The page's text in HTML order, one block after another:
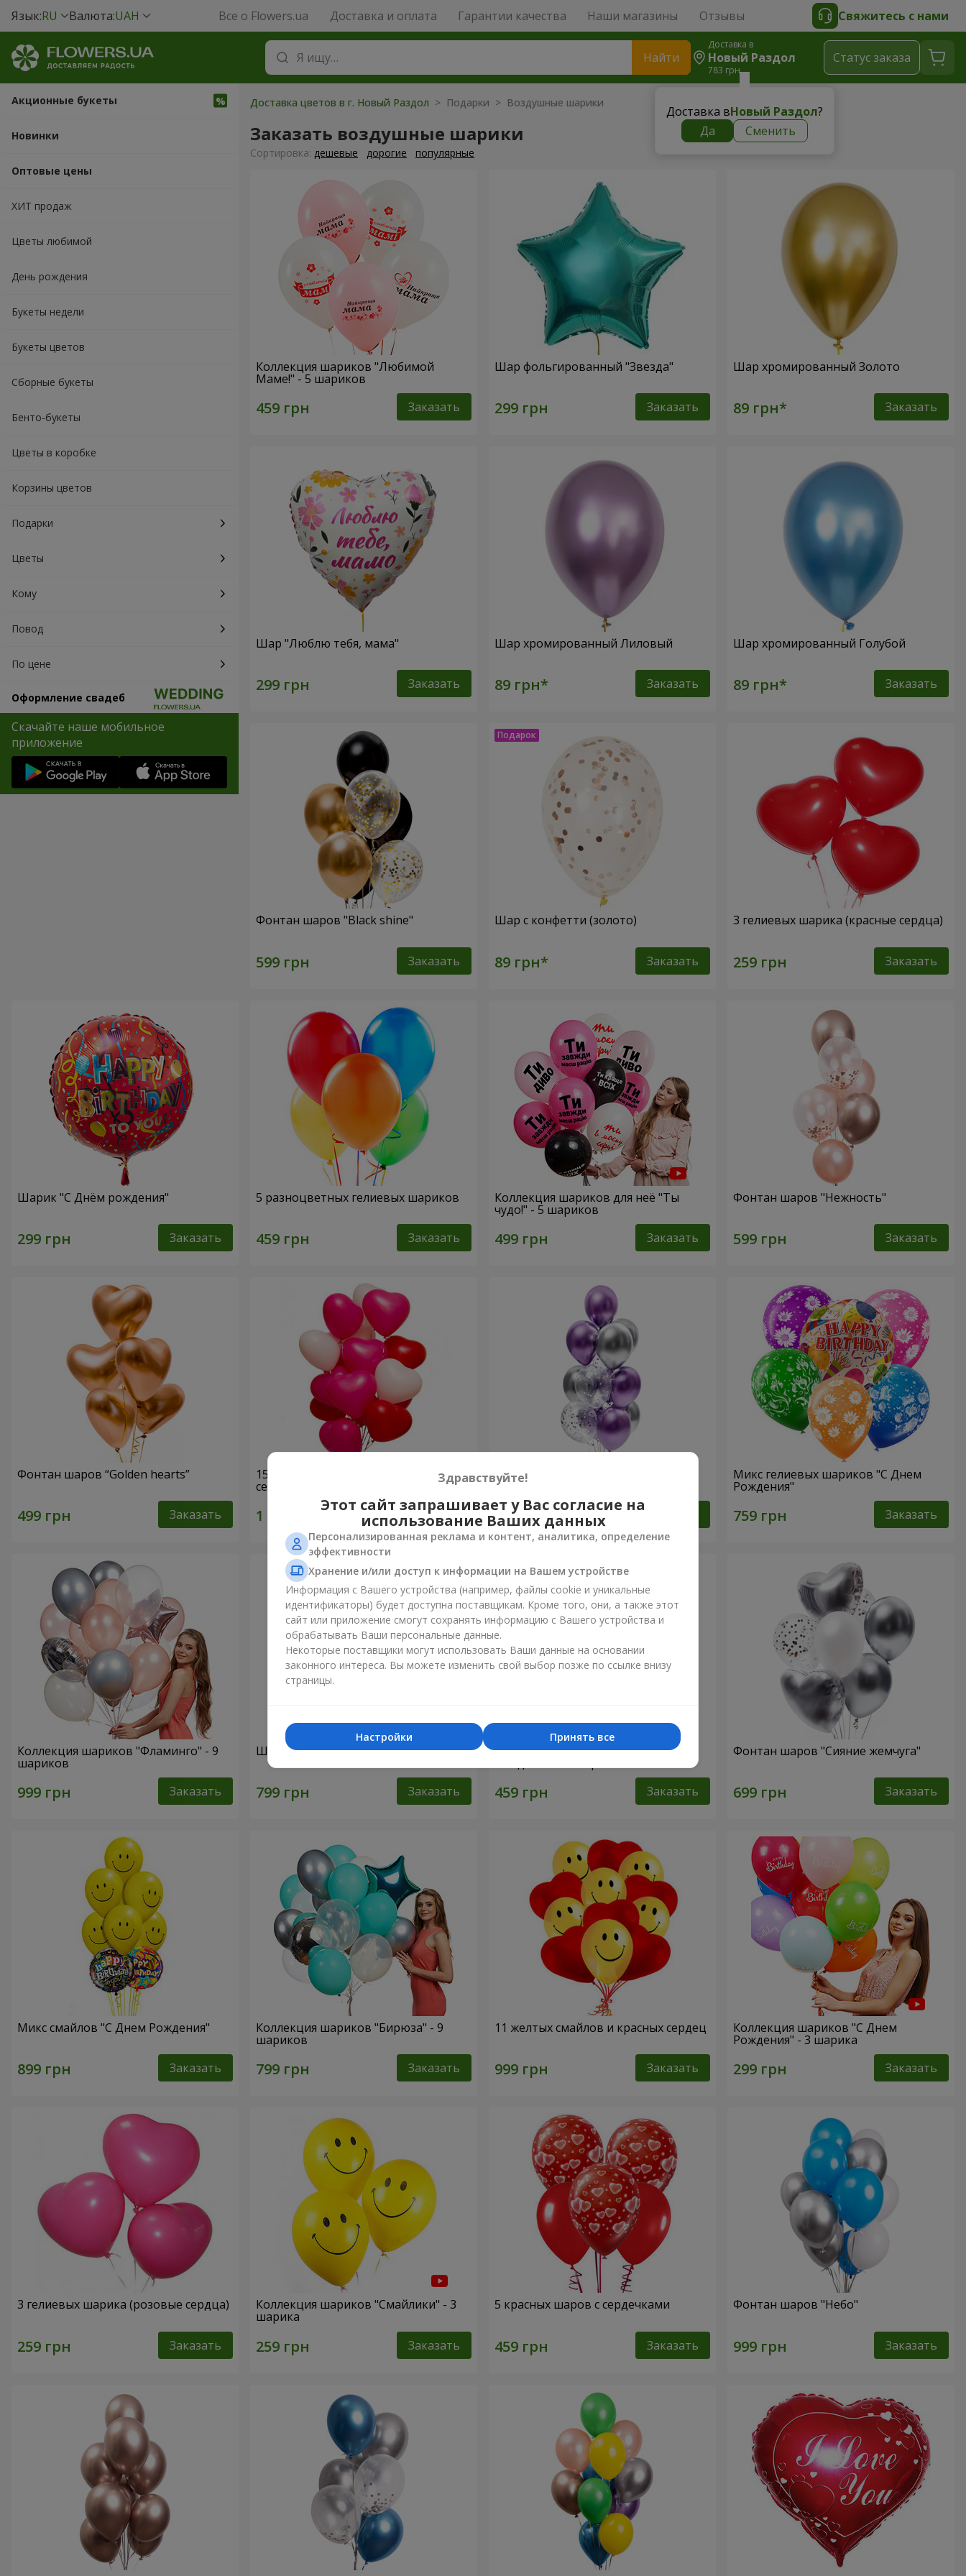
Язык:RU Валюта:UAH Все о Flowers.ua Доставка и оплата Гарантии качества Наши магазины Отзывы Свяжитесь с нами
Найти
Доставка в
Новый Раздол
783 грн
Доставка вНовый Раздол?
Да
Сменить
Cтатус заказа
Акционные букеты
Новинки
Оптовые цены
ХИТ продаж
Цветы любимой
День рождения
Букеты недели
Букеты цветов
Сборные букеты
Бенто-букеты
Цветы в коробке
Корзины цветов
Подарки
Цветы
Кому
Повод
По цене
Оформление свадеб
Скачайте наше мобильное
приложение
Доставка цветов в г. Новый Раздол > Подарки > Воздушные шарики
Заказать воздушные шарики
Cортировка: дешевые дорогие популярные
Коллекция шариков "Любимой
Маме!" - 5 шариков
Заказать
Шар фольгированный "Звезда"
Заказать
Шар хромированный Золото
Заказать
Шар "Люблю тебя, мама"
Заказать
Шар хромированный Лиловый
Заказать
Шар хромированный Голубой
Заказать
Фонтан шаров "Black shine"
Заказать
Шар с конфетти (золото)
Заказать
3 гелиевых шарика (красные сердца)
Заказать
Шарик "С Днём рождения"
Заказать
5 разноцветных гелиевых шариков
Заказать
Коллекция шариков для неё "Ты
чудо!" - 5 шариков
Заказать
Фонтан шаров "Нежность"
Заказать
Фонтан шаров “Golden hearts”
Заказать
15 гелиевых шариков (в форме
сердец)
Заказать
Фонтан шаров "Фантазия" Микс гелиевых шариков "C Днем
Рождения"
Заказать
Коллекция шариков "Фламинго" - 9
шариков
Заказать
Шарики "Цифры"
Заказать
Коллекция шариков "С Днем
Заказать
Фонтан шаров "Сияние жемчуга"
Заказать
Микс смайлов "C Днем Рождения"
Заказать
Коллекция шариков "Бирюза" - 9
шариков
Заказать
11 желтых смайлов и красных сердец
Заказать
Коллекция шариков "С Днем
Рождения" - 3 шарика
Заказать
3 гелиевых шарика (розовые сердца)
Заказать
Коллекция шариков "Смайлики" - 3
шарика
Заказать
5 красных шаров с сердечками
Заказать
Фонтан шаров "Небо"
Заказать
Здравствуйте!
Этот сайт запрашивает у Вас согласие на
использование Ваших данных
Персонализированная реклама и контент, аналитика, определение
эффективности
Хранение и/или доступ к информации на Вашем устройстве
Информация с Вашего устройства (например, файлы cookie и уникальные
идентификаторы) будет доступна поставщикам. Кроме того, они, а также этот
сайт или приложение смогут сохранять информацию с Вашего устройства и
обрабатывать Ваши персональные данные.
Некоторые поставщики могут использовать Ваши данные на основании
законного интереса. Вы можете изменить свой выбор позже по ссылке внизу
страницы.
Принять все
Настройки